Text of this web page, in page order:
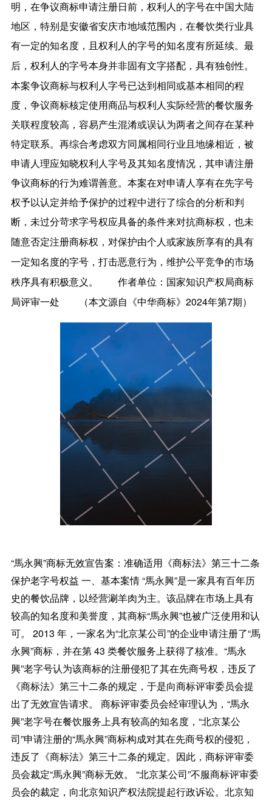
明，在争议商标申请注册日前，权利人的字号在中国大陆
地区，特别是安徽省安庆市地域范围内，在餐饮类行业具
有一定的知名度，且权利人的字号的知名度有所延续。
最
后， 权利人的字号本身并非固有文字搭配，具有独创性。
本案争议商标与权利人字号已达到相同或基本相同的程
度，争议商标核定使用商品与权利人实际经营的餐饮服务
关联程度较高，容易产生混淆或误认为两者之间存在某种
特定联系。再综合考虑双方同属相同行业且地缘相近，被
申请人理应知晓权利人字号及其知名度情况，其申请注册
争议商标的行为难谓善意。本案在对申请人享有在先字号
权予以认定并给予保护的过程中进行了综合的分析和判
断， 未过分苛求字号权应具备的条件来对抗商标权，也未
随意否定注册商标权，对保护由个人或家族所享有的具有
一定知名度的字号，打击恶意行为，维护公平竞争的市场
秩序具有积极意义。
作者单位：国家知识产权局商标
局评审一处 （本文源自《中华商标》2024年第7期）
“馬永興”商标无效宣告案：准确适用《商标法》第三十二条
保护老字号权益 一、基本案情 “馬永興”是一家具有百年历
史的餐饮品牌，以经营涮羊肉为主。该品牌在市场上具有
较高的知名度和美誉度，其商标“馬永興”也被广泛使用和认
可。 2013 年，一家名为“北京某公司”的企业申请注册了“馬
永興”商标，并在第 43 类餐饮服务上获得了核准。“馬永
興”老字号认为该商标的注册侵犯了其在先商号权，违反了
《商标法》第三十二条的规定，于是向商标评审委员会提
出了无效宣告请求。 商标评审委员会经审理认为，“馬永
興”老字号在餐饮服务上具有较高的知名度，“北京某公
司”申请注册的“馬永興”商标构成对其在先商号权的侵犯，
违反了《商标法》第三十二条的规定。因此，商标评审委
员会裁定“馬永興”商标无效。 “北京某公司”不服商标评审委
员会的裁定，向北京知识产权法院提起行政诉讼。北京知